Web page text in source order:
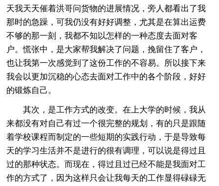
天我天天催着洪哥问货物的进展情况，旁人都看出了我
那时的急躁，可我仍没有好好调整，尤其是在算出运费
不够的那一刻，我都不知以怎样的一种态度去面对客
户。慌张中，是大家帮我解决了问题，挽留住了客户，
也让我第一次感觉到了这份工作的不容易。所以接下来
我会以更加沉稳的心态去面对工作中的各个阶段，好好
的锻炼自己。
其次，是工作方式的改变。在上大学的时候，我从
来都没有对自己有过一个很完整的规划，有的只是跟随
着学校课程而制定的一些短期的实践行动，于是导致每
天的学习生活并不是进行的很有调理，可以说是得过且
过的那种状态。而现在，得过且过已经不能是我面对工
作的方式了，因为这样只会让我每天的工作显得碌碌无